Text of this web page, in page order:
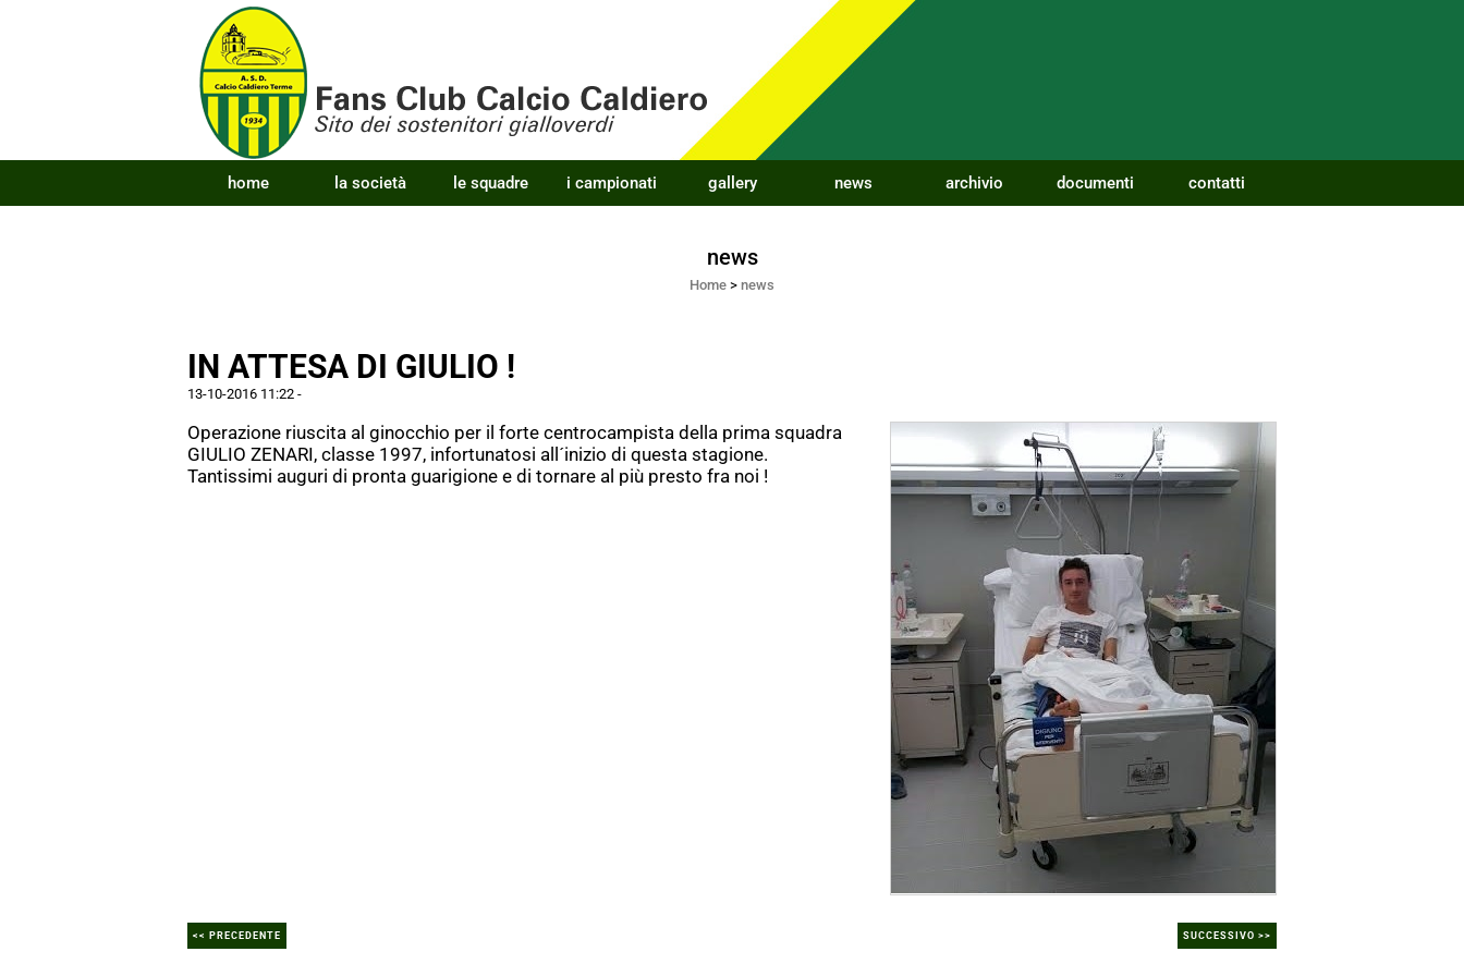
home la società le squadre i campionati gallery news archivio documenti contatti
news
Home > news
IN ATTESA DI GIULIO !
13-10-2016 11:22 -
Operazione riuscita al ginocchio per il forte centrocampista della prima squadra
GIULIO ZENARI, classe 1997, infortunatosi all´inizio di questa stagione.
Tantissimi auguri di pronta guarigione e di tornare al più presto fra noi !
<< PRECEDENTE SUCCESSIVO >>